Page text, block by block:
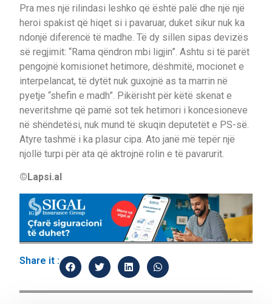
Pra mes një rilindasi leshko që është palë dhe një një
heroi spakist që hiqet si i pavaruar, duket sikur nuk ka
ndonjë diferencë të madhe. Të dy sillen sipas devizës
së regjimit: “Rama qëndron mbi ligjin”. Ashtu si të parët
pengojnë komisionet hetimore, dëshmitë, mocionet e
interpelancat, të dytët nuk guxojnë as ta marrin në
pyetje “shefin e madh”. Pikërisht për këtë skenat e
neveritshme që pamë sot tek hetimori i koncesioneve
në shëndetësi, nuk mund të skuqin deputetët e PS-së.
Atyre tashmë i ka plasur cipa. Ato janë më tepër një
njollë turpi për ata që aktrojnë rolin e të pavarurit.
©Lapsi.al
Share it :